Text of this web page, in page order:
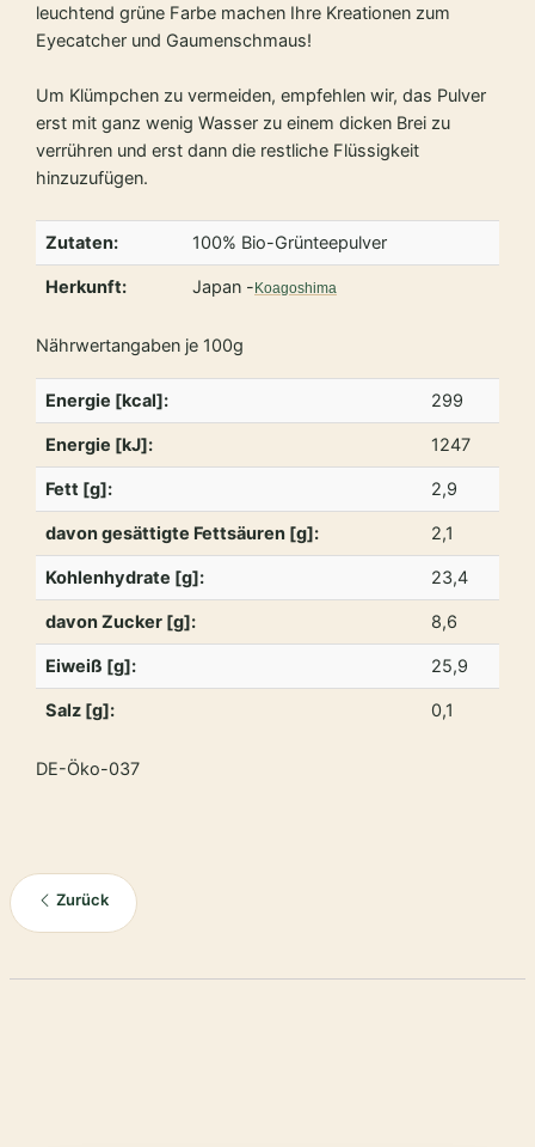
leuchtend grüne Farbe machen Ihre Kreationen zum
Eyecatcher und Gaumenschmaus!
Um Klümpchen zu vermeiden, empfehlen wir, das Pulver
erst mit ganz wenig Wasser zu einem dicken Brei zu
verrühren und erst dann die restliche Flüssigkeit
hinzuzufügen.
Zutaten: 100% Bio-Grünteepulver
Herkunft: Japan - Koagoshima
Nährwertangaben je 100g
Energie [kcal]: 299
Energie [kJ]: 1247
Fett [g]: 2,9
davon gesättigte Fettsäuren [g]: 2,1
Kohlenhydrate [g]: 23,4
davon Zucker [g]: 8,6
Eiweiß [g]: 25,9
Salz [g]: 0,1
DE-Öko-037
Zurück